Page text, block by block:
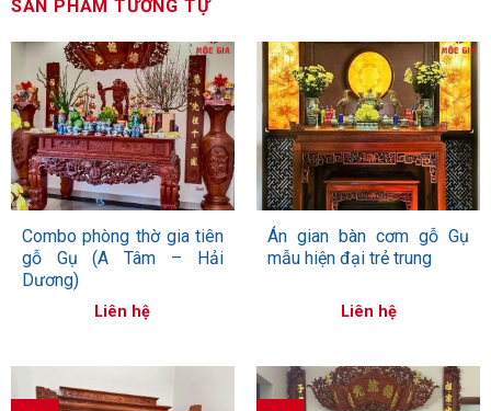
5.00trên 5
dựa trên
1
đánh giá
SẢN PHẨM TƯƠNG TỰ
Combo phòng thờ gia tiên
gỗ Gụ (A Tâm – Hải
Dương)
Liên hệ
Án gian bàn cơm gỗ Gụ
mẫu hiện đại trẻ trung
Liên hệ